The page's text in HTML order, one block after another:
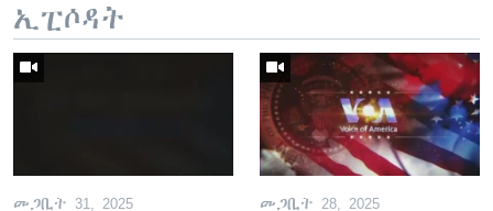
ኢፒሶዳት
መጋቢት 31, 2025 መጋቢት 28, 2025